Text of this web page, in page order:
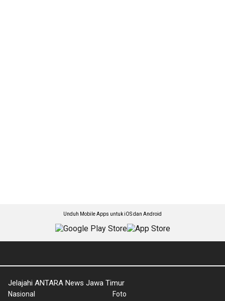
Unduh Mobile Apps untuk iOS dan Android
Jelajahi ANTARA News Jawa Timur
Nasional Foto